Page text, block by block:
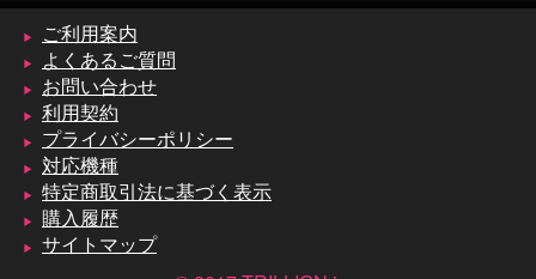
ご利用案内
よくあるご質問
お問い合わせ
利用契約
プライバシーポリシー
対応機種
特定商取引法に基づく表示
購入履歴
サイトマップ